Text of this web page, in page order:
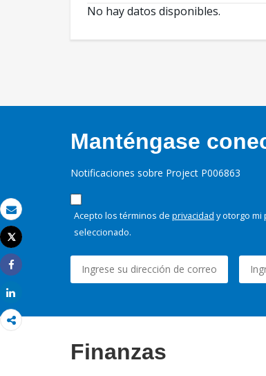
Correo electrónico
Imprimir
Tweet
Share
No hay datos disponibles.
Manténgase
Notificaciones sobre Project P006863
Acepto los términos de privacidad y otorgo mi
seleccionado.
Finanzas